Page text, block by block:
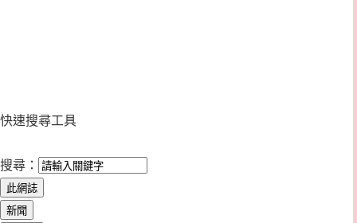
快速搜尋工具
搜尋：